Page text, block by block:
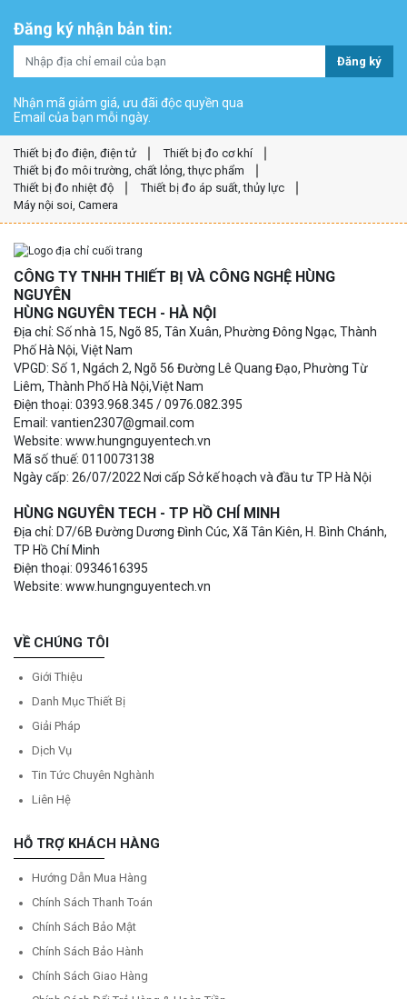
Đăng ký nhận bản tin:
Đăng ký
Nhận mã giảm giá, ưu đãi độc quyền qua
Email của bạn mỗi ngày.
Thiết bị đo điện, điện tử
Thiết bị đo cơ khí
Thiết bị đo môi trường, chất lỏng, thực phẩm
Thiết bị đo nhiệt độ
Thiết bị đo áp suất, thủy lực
Máy nội soi, Camera
CÔNG TY TNHH THIẾT BỊ VÀ CÔNG NGHỆ HÙNG
NGUYÊN
HÙNG NGUYÊN TECH - HÀ NỘI
Địa chỉ: Số nhà 15, Ngõ 85, Tân Xuân, Phường Đông Ngạc, Thành
Phố Hà Nội, Việt Nam
VPGD: Số 1, Ngách 2, Ngõ 56 Đường Lê Quang Đạo, Phường Từ
Liêm, Thành Phố Hà Nội,Việt Nam
Điện thoại: 0393.968.345 / 0976.082.395
Email: vantien2307@gmail.com
Website: www.hungnguyentech.vn
Mã số thuế: 0110073138
Ngày cấp: 26/07/2022 Nơi cấp Sở kế hoạch và đầu tư TP Hà Nội
HÙNG NGUYÊN TECH - TP HỒ CHÍ MINH
Địa chỉ: D7/6B Đường Dương Đình Cúc, Xã Tân Kiên, H. Bình Chánh,
TP Hồ Chí Minh
Điện thoại: 0934616395
Website: www.hungnguyentech.vn
VỀ CHÚNG TÔI
Giới Thiệu
Danh Mục Thiết Bị
Giải Pháp
Dịch Vụ
Tin Tức Chuyên Nghành
Liên Hệ
HỖ TRỢ KHÁCH HÀNG
Hướng Dẫn Mua Hàng
Chính Sách Thanh Toán
Chính Sách Bảo Mật
Chính Sách Bảo Hành
Chính Sách Giao Hàng